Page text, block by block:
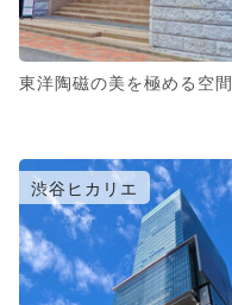
東洋陶磁の美を極める空間
渋谷ヒカリエ